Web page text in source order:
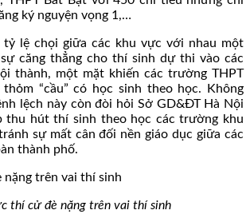
ký nguyện vọng 1,…
tỷ lệ chọi giữa các khu vực với nhau một
căng thẳng cho thí sinh dự thi vào các
thành, một mặt khiến các trường THPT
“cầu” có học sinh theo học. Không
lệch này còn đòi hỏi Sở GD&ĐT Hà Nội
thu hút thí sinh theo học các trường khu
sự mất cân đối nền giáo dục giữa các
thành phố.
thí cử đè nặng trên vai thí sinh